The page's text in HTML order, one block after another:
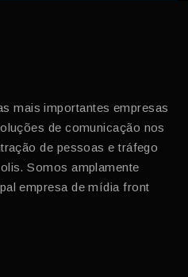
mais importantes empresas
de comunicação nos
de pessoas e tráfego
Somos amplamente
empresa de mídia front